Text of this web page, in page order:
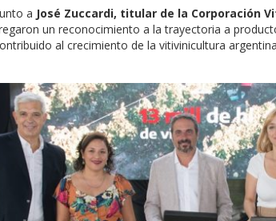
a José Zuccardi, titular de la Corporación
un reconocimiento a la trayectoria a
al crecimiento de la vitivinicultura